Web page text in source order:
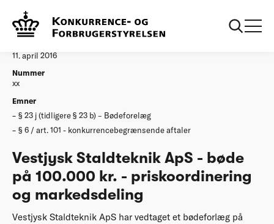
Afgørelser
11. april 2016
Nummer
xx
Emner
§ 23 j (tidligere § 23 b) – Bødeforelæg
§ 6 / art. 101 - konkurrencebegrænsende aftaler
Vestjysk Staldteknik ApS - bøde
på 100.000 kr. - priskoordinering
og markedsdeling
Vestjysk Staldteknik ApS har vedtaget et bødeforlæg på